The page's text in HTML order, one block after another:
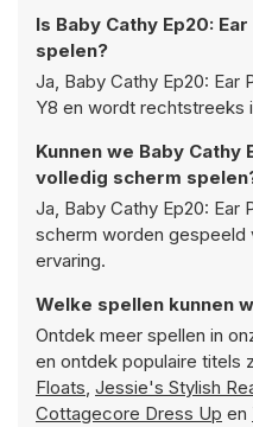
Is Baby Cathy Ep20:
spelen?
Ja, Baby Cathy Ep20: Ear
Y8 en wordt rechtstreeks
Kunnen we Baby Cathy
volledig scherm
Ja, Baby Cathy Ep20: Ear
scherm worden gespeeld
ervaring.
Welke spellen kunnen
Ontdek meer spellen in
en ontdek populaire titels
Floats, Jessie's Stylish
Cottagecore Dress Up en